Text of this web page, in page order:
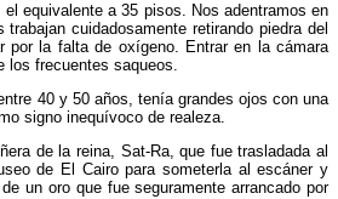
equivalente a 35 pisos. Nos adentramos en
cuidadosamente retirando piedra del
por la falta de oxígeno. Entrar en la cámara
los frecuentes saqueos.
40 y 50 años, tenía grandes ojos con una
signo inequívoco de realeza.
de la reina, Sat-Ra, que fue trasladada al
de El Cairo para someterla al escáner y
un oro que fue seguramente arrancado por